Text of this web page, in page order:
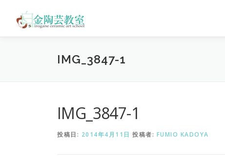
ン
IMG_3847-1
IMG_3847-1
投稿日: 2014年4月11日 投稿者: FUMIO KADOYA